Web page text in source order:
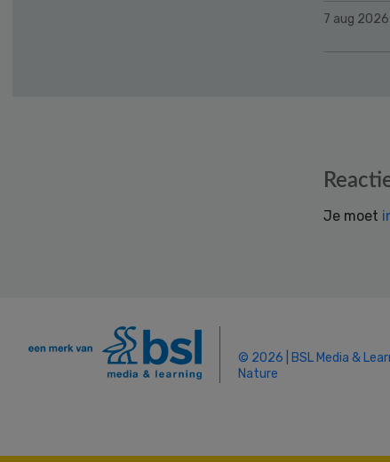
7 aug 2026
Je moet
© 2026 | BSL Media &
Nature